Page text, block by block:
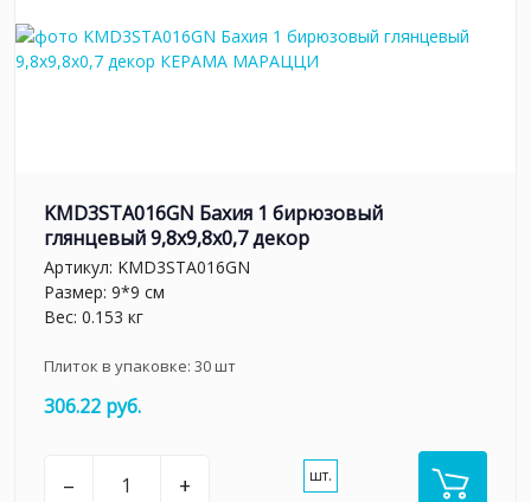
KMD3STA016GN Бахия 1 бирюзовый
глянцевый 9,8x9,8x0,7 декор
Артикул: KMD3STA016GN
Размер: 9*9 см
Вес: 0.153 кг
Плиток в упаковке: 30шт
306.22 руб.
– + шт.